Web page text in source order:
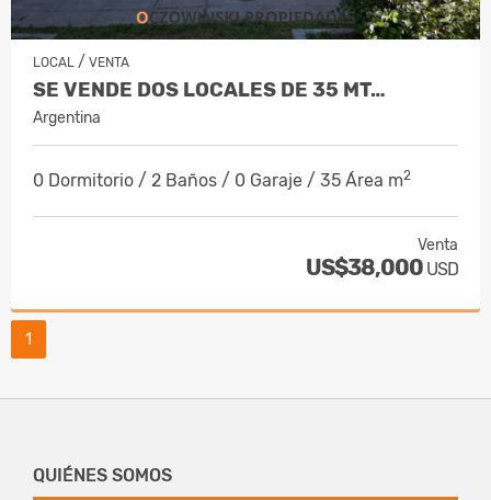
LOCAL / VENTA
SE VENDE DOS LOCALES DE 35 MT…
Argentina
0 Dormitorio / 2 Baños / 0 Garaje / 35 Área m2
Venta
US$38,000 USD
1
QUIÉNES SOMOS